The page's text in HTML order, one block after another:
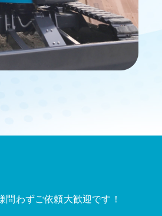
問わずご依頼大歓迎です！